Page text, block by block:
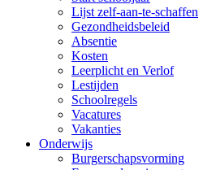
Lijst zelf-aan-te-schaffen
Gezondheidsbeleid
Absentie
Kosten
Leerplicht en Verlof
Lestijden
Schoolregels
Vacatures
Vakanties
Onderwijs
Burgerschapsvorming